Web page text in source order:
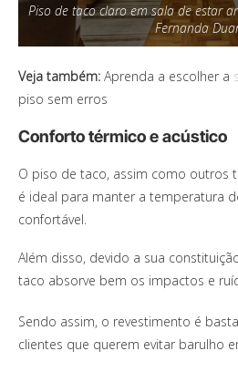
Piso de taco claro em sala de estar
Fernanda
Veja também: Aprenda a escolher a
piso sem erros
Conforto térmico e acústico
O piso de taco, assim como outros
é ideal para manter a temperatura
confortável.
Além disso, devido a sua
taco absorve bem os impactos e
Sendo assim, o revestimento é
clientes que querem evitar barulho